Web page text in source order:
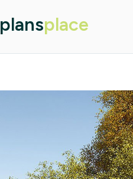
plansplace